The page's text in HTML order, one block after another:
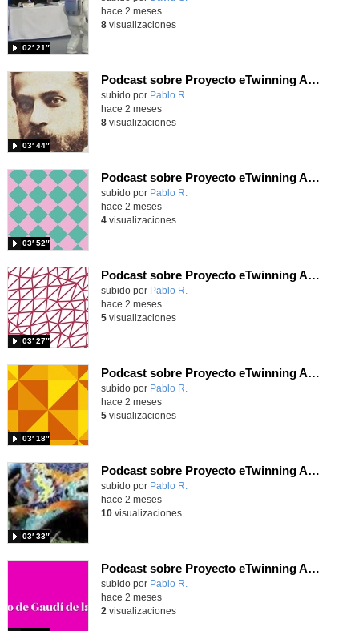
02′ 21″
hace 2 meses
8visualizaciones
Podcast sobre Proyecto eTwinning Antoni Gaudí nº 8 (en castellano)
Contenido educativo.
subido por Pablo R.
03′ 44″
hace 2 meses
8visualizaciones
Podcast sobre Proyecto eTwinning Antoni Gaudí nº 7 (en castellano)
Contenido educativo.
subido por Pablo R.
03′ 52″
hace 2 meses
4visualizaciones
Podcast sobre Proyecto eTwinning Antoni Gaudí nº 6 (en castellano)
Contenido educativo.
subido por Pablo R.
03′ 27″
hace 2 meses
5visualizaciones
Podcast sobre Proyecto eTwinning Antoni Gaudí nº 5 (en castellano)
Contenido educativo.
subido por Pablo R.
03′ 18″
hace 2 meses
5visualizaciones
Podcast sobre Proyecto eTwinning Antoni Gaudí nº 4 (en castellano)
Contenido educativo.
subido por Pablo R.
03′ 33″
hace 2 meses
10visualizaciones
Podcast sobre Proyecto eTwinning Antoni Gaudí nº 3 (en castellano)
Contenido educativo.
subido por Pablo R.
hace 2 meses
2 visualizaciones